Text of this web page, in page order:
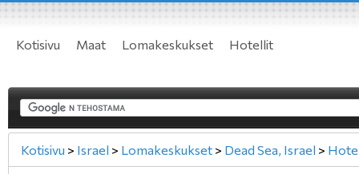
Kotisivu Maat Lomakeskukset Hotellit
Kotisivu > Israel > Lomakeskukset > Dead Sea, Israel >